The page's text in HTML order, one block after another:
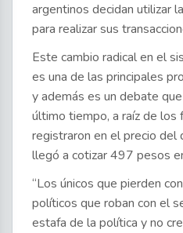
argentinos decidan utilizar
para realizar sus
Este cambio radical en el
es una de las principales
y además es un debate
último tiempo, a raíz de
registraron en el precio del
llegó a cotizar 497 pesos
“Los únicos que pierden
políticos que roban con el
estafa de la política y no